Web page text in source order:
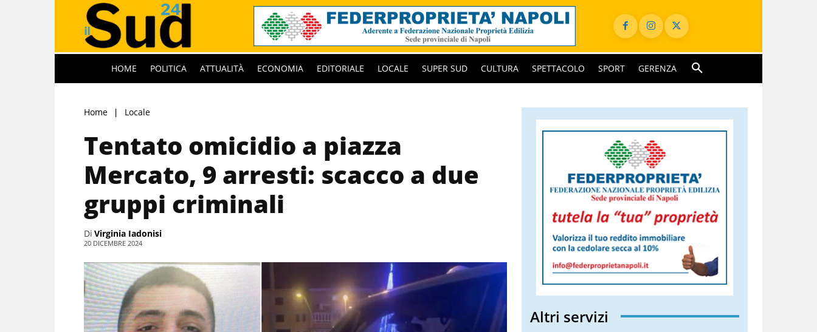
HOME POLITICA ATTUALITÀ ECONOMIA EDITORIALE LOCALE SUPER SUD CULTURA SPETTACOLO SPORT GERENZA
Home Locale
Tentato omicidio a piazza
Mercato, 9 arresti: scacco a due
gruppi criminali
Di Virginia Iadonisi
20 DICEMBRE 2024
Altri servizi